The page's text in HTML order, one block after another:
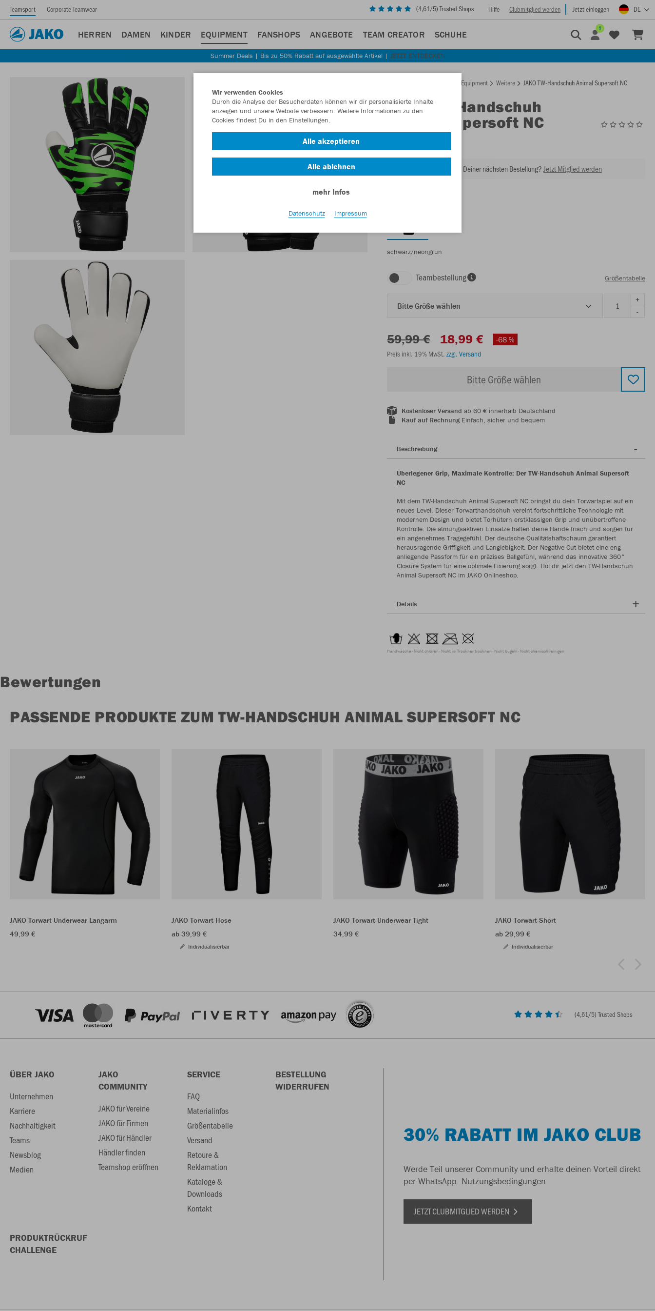
Teamsport Corporate Teamwear (4,61/5) Trusted Shops Hilfe Clubmitglied werden Jetzt einloggen DE
HERREN DAMEN KINDER EQUIPMENT FANSHOPS ANGEBOTE TEAM CREATOR SCHUHE
1
Summer Deals | Bis zu 50% Rabatt auf ausgewählte Artikel | JETZT ENTDECKEN
Equipment Weitere JAKO TW-Handschuh Animal Supersoft NC
JAKOTW-Handschuh
Animal Supersoft NC
Lust auf 30% Rabatt bei Deiner nächsten Bestellung? Jetzt Mitglied werden
schwarz/neongrün
Teambestellung Größentabelle
Bitte Größe wählen
+
-
59,99 € 18,99 €
-68 %
Preis inkl. 19% MwSt. zzgl. Versand
Bitte Größe wählen
Kostenloser Versand ab 60 € innerhalb Deutschland
Kauf auf RechnungEinfach, sicher und bequem
Beschreibung
Überlegener Grip, Maximale Kontrolle: Der TW-Handschuh Animal Supersoft
NC
Mit dem TW-Handschuh Animal Supersoft NC bringst du dein Torwartspiel auf ein
neues Level. Dieser Torwarthandschuh vereint fortschrittliche Technologie mit
modernem Design und bietet Torhütern erstklassigen Grip und unübertroffene
Kontrolle. Die atmungsaktiven Einsätze halten deine Hände frisch und sorgen für
ein angenehmes Tragegefühl. Der deutsche Qualitätshaftschaum garantiert
herausragende Griffigkeit und Langlebigkeit. Der Negative Cut bietet eine eng
anliegende Passform für ein präzises Ballgefühl, während das innovative 360°
Closure System für eine optimale Fixierung sorgt. Hol dir jetzt den TW-Handschuh
Animal Supersoft NC im JAKO Onlineshop.
Details
Handwäsche Nicht chloren Nicht im Trockner trocknen Nicht bügeln Nicht chemisch reinigen
Bewertungen
PASSENDE PRODUKTE ZUM TW-HANDSCHUH ANIMAL SUPERSOFT NC
JAKO Torwart-Underwear Langarm
49,99 €
JAKO Torwart-Hose
ab 39,99 €
Individualisierbar
JAKO Torwart-Underwear Tight
34,99 €
JAKO Torwart-Short
ab 29,99 €
Individualisierbar
(4,61/5) Trusted Shops
ÜBER JAKO
Unternehmen
Karriere
Nachhaltigkeit
Teams
Newsblog
Medien
JAKO
COMMUNITY
JAKO für Vereine
JAKO für Firmen
JAKO für Händler
Händler finden
Teamshop eröffnen
SERVICE
FAQ
Materialinfos
Größentabelle
Versand
Retoure &
Reklamation
Kataloge &
Downloads
Kontakt
BESTELLUNG
WIDERRUFEN
PRODUKTRÜCKRUF
CHALLENGE
30% RABATT IM JAKO CLUB
Werde Teil unserer Community und erhalte deinen Vorteil direkt
per WhatsApp. Nutzungsbedingungen
JETZT CLUBMITGLIED WERDEN
Wir verwenden Cookies
Durch die Analyse der Besucherdaten können wir dir personalisierte Inhalte
anzeigen und unsere Website verbessern. Weitere Informationen zu den
Cookies findest Du in den Einstellungen.
Alle akzeptieren
Alle ablehnen
mehr Infos
Datenschutz Impressum